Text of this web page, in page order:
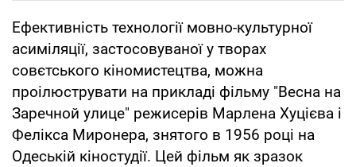
Ефективність технології мовно-культурної
асиміляції, застосовуваної у творах
совєтського кіномистецтва, можна
проілюструвати на прикладі фільму "Весна на
Заречной улице" режисерів Марлена Хуцієва і
Фелікса Миронера, знятого в 1956 році на
Одеській кіностудії. Цей фільм як зразок